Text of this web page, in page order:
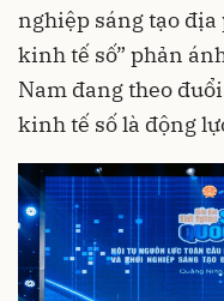
nghiệp sáng tạo
kinh tế số” phản
Nam đang theo
kinh tế số là động